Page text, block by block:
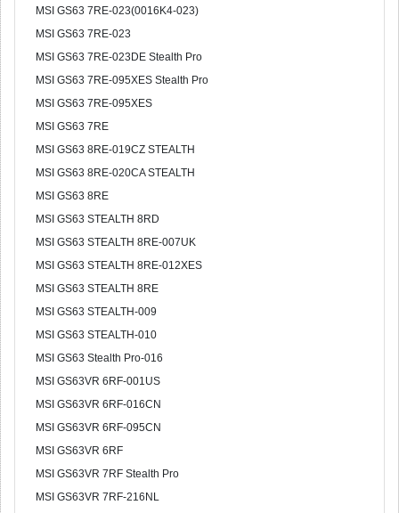
MSI GS63 7RE-023(0016K4-023)
MSI GS63 7RE-023
MSI GS63 7RE-023DE Stealth Pro
MSI GS63 7RE-095XES Stealth Pro
MSI GS63 7RE-095XES
MSI GS63 7RE
MSI GS63 8RE-019CZ STEALTH
MSI GS63 8RE-020CA STEALTH
MSI GS63 8RE
MSI GS63 STEALTH 8RD
MSI GS63 STEALTH 8RE-007UK
MSI GS63 STEALTH 8RE-012XES
MSI GS63 STEALTH 8RE
MSI GS63 STEALTH-009
MSI GS63 STEALTH-010
MSI GS63 Stealth Pro-016
MSI GS63VR 6RF-001US
MSI GS63VR 6RF-016CN
MSI GS63VR 6RF-095CN
MSI GS63VR 6RF
MSI GS63VR 7RF Stealth Pro
MSI GS63VR 7RF-216NL